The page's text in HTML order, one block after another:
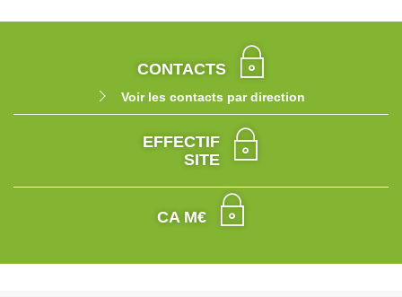
CONTACTS
Voir les contacts par direction
EFFECTIF
SITE
CA M€